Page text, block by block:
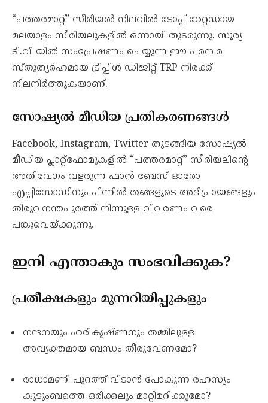
“പത്തരമാറ്റ്” സീരിയൽ നിലവിൽ ടോപ്പ് റേറ്റഡായ
മലയാളം സീരിയലുകളിൽ ഒന്നായി തുടരുന്നു. സൂര്യ
ടി.വി യിൽ സംപ്രേഷണം ചെയ്യുന്ന ഈ പരമ്പര
സ്തുത്യർഹമായ ട്രിപ്പിള്‍ ഡിജിറ്റ് TRP നിരക്ക്
നിലനിർത്തുകയാണ്.
സോഷ്യൽ മീഡിയ പ്രതികരണങ്ങൾ
Facebook, Instagram, Twitter തുടങ്ങിയ സോഷ്യൽ
മീഡിയ പ്ലാറ്റ്ഫോമുകളിൽ “പത്തരമാറ്റ്” സീരിയലിന്റെ
അതിവേഗം വളരുന്ന ഫാൻ ബേസ് ഓരോ
എപ്പിസോഡിനും പിന്നിൽ തങ്ങളുടെ അഭിപ്രായങ്ങളും
തിരുവനന്തപുരത്ത് നിന്നുള്ള വിവരണം വരെ
പങ്കുവെയ്ക്കുന്നു.
ഇനി എന്താകും സംഭവിക്കുക?
പ്രതീക്ഷകളും മുന്നറിയിപ്പുകളും
നന്ദനയും ഹരികൃഷ്ണനും തമ്മിലുള്ള
അവ്യക്തമായ ബന്ധം തീരുവേണമോ?
രാധാമണി പുറത്ത് വിടാൻ പോകുന്ന രഹസ്യം
കുടുംബത്തെ ഒരിക്കലും മാറ്റിമറിക്കുമോ?